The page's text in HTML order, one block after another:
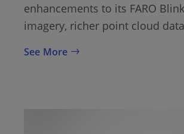
enhancements to its FARO
imagery, richer point cloud
See More